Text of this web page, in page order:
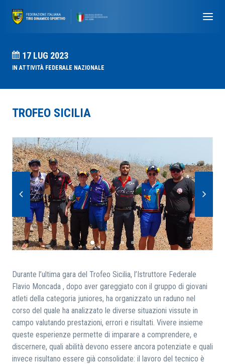
RICERCA
17 LUG 2023
INATTIVITÀ FEDERALE NAZIONALE
TROFEO SICILIA
Durante l’ultima gara del Trofeo Sicilia, l’Istruttore Federale
Flavio Moncada , dopo aver gareggiato con il gruppo di giovani
atleti della categoria juniores, ha organizzato un raduno nel
corso del quale ha analizzato le diverse situazioni vissute in
campo valutando prestazioni, errori e risultati. Vivere insieme
queste esperienze permette di imparare a comprendere, e
discernere, quali abilità devono essere ancora potenziate e quali
invece risultano essere già consolidate: il lavoro del tecnico è